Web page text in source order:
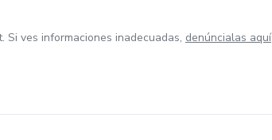
ves informaciones inadecuadas, denúncialas aquí